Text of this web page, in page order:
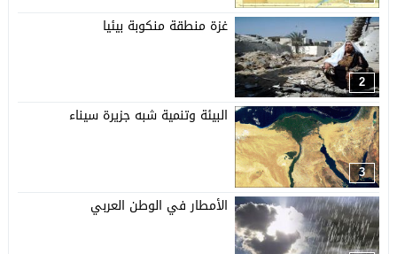
2
غزة منطقة منكوبة بيئيا
3
البيئة وتنمية شبه جزيرة سيناء
الأمطار في الوطن العربي